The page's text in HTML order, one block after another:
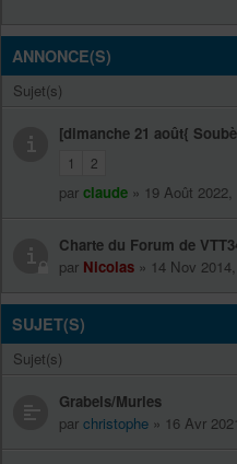
ANNONCE(S)
Sujet(s)
[dimanche 21 août{
1 2
par claude » 19 Août 2022,
Charte du Forum de
par Nicolas » 14 Nov
SUJET(S)
Sujet(s)
Grabels/Murles
par christophe » 16 Avr